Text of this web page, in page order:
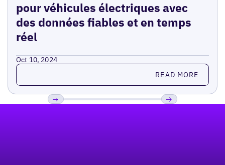
pour véhicules électriques avec
des données fiables et en temps
réel
Oct 10, 2024
Read more READ MORE